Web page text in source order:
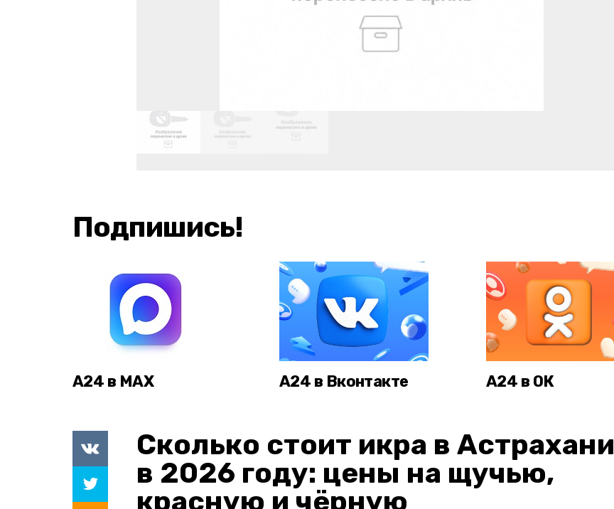
Подпишись!
А24 в MAX А24 в Вконтакте А24 в ОК
Сколько стоит икра в Астрахани
в 2026 году: цены на щучью,
красную и чёрную